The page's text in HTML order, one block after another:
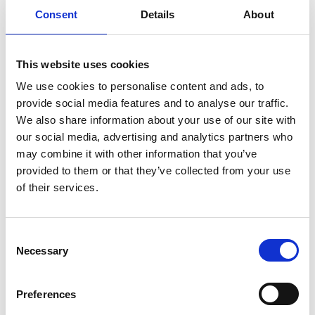
Consent Details About
This website uses cookies
We use cookies to personalise content and ads, to
provide social media features and to analyse our traffic.
We also share information about your use of our site with
our social media, advertising and analytics partners who
may combine it with other information that you’ve
provided to them or that they’ve collected from your use
of their services.
Selection
Necessary
Preferences
dopo il grande successo di Ci vuole orecchio, si
disincanto
STANNO SPARANDO
SULLA NOSTRA CANZONE